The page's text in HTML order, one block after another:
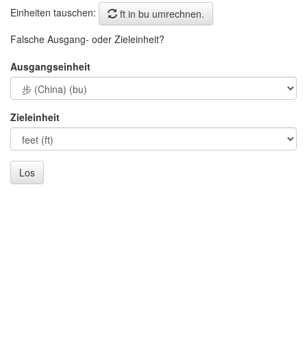
Einheiten tauschen:
ft in bu umrechnen.
Falsche Ausgang- oder Zieleinheit?
Ausgangseinheit
Zieleinheit
Los